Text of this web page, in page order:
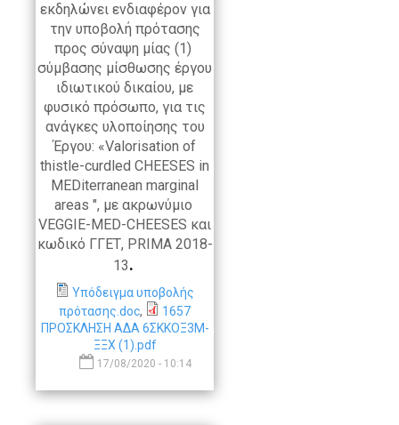
εκδηλώνει ενδιαφέρον για
την υποβολή πρότασης
προς σύναψη μίας (1)
σύμβασης μίσθωσης έργου
ιδιωτικού δικαίου, με
φυσικό πρόσωπο, για τις
ανάγκες υλοποίησης του
Έργου: «Valorisation of
thistle-curdled CHEESES in
MEDiterranean marginal
areas ", με ακρωνύμιο
VEGGIE-MED-CHEESES και
κωδικό ΓΓΕΤ, PRIMA 2018-
13.
Υπόδειγμα υποβολής
πρότασης.doc,
1657
ΠΡΟΣΚΛΗΣΗ ΑΔΑ 6ΣΚΚΟΞ3Μ-
ΞΞΧ (1).pdf
17/08/2020 - 10:14